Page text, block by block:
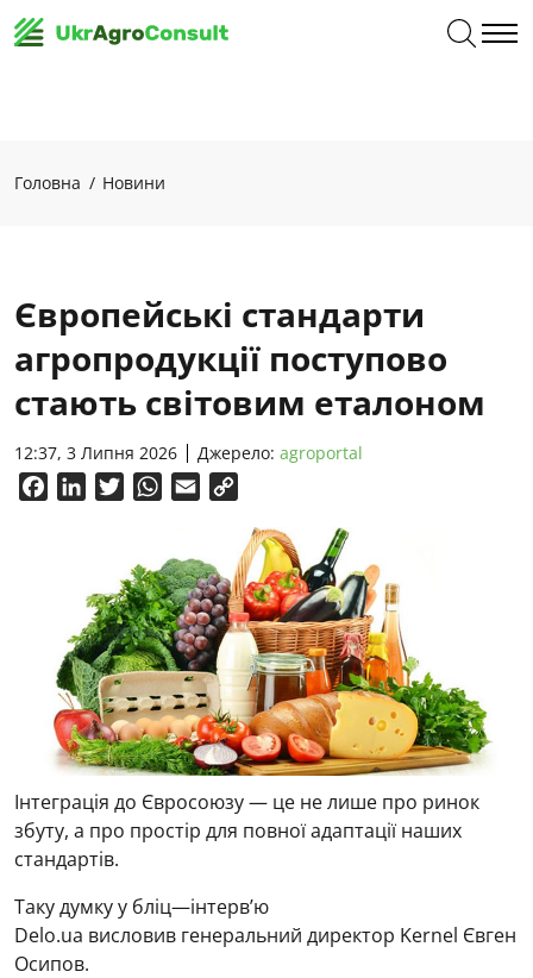
Головна Новини
Європейські стандарти
агропродукції поступово
стають світовим еталоном
12:37, 3 Липня 2026 Джерело: agroportal
FacebookLinkedInTwitterWhatsApp
Email
Інтеграція до Євросоюзу — це не лише про ринок
збуту, а про простір для повної адаптації наших
стандартів.
Таку думку у бліц—інтерв’ю
Delo.ua висловив генеральний директор Kernel Євген
Осипов.